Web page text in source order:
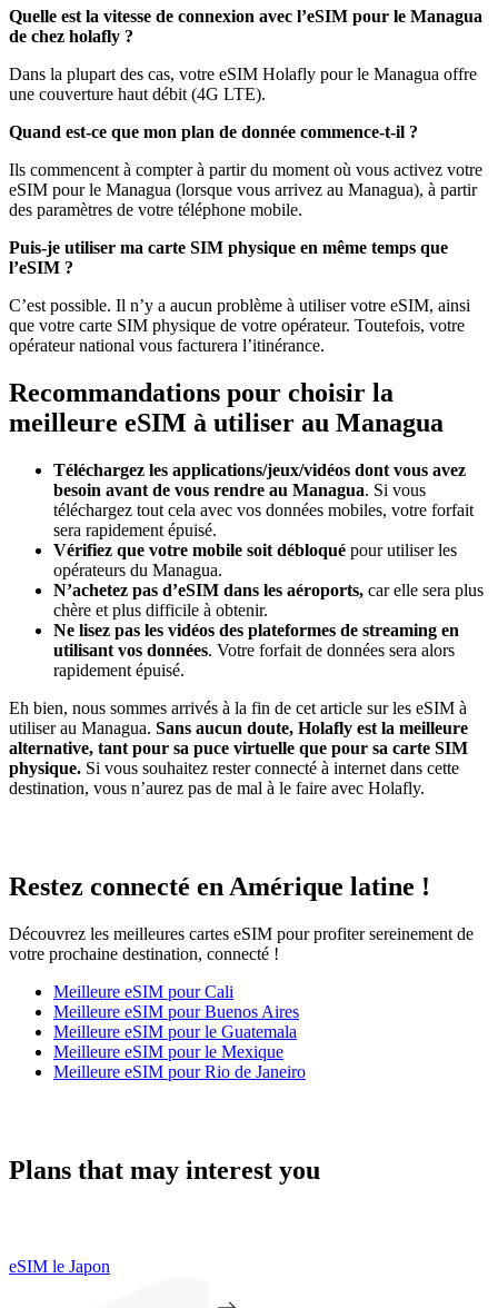
Quelle est la vitesse de connexion avec l’eSIM pour le Managua
de chez holafly ?
Dans la plupart des cas, votre eSIM Holafly pour le Managua offre
une couverture haut débit (4G LTE).
Quand est-ce que mon plan de donnée commence-t-il ?
Ils commencent à compter à partir du moment où vous activez votre
eSIM pour le Managua (lorsque vous arrivez au Managua), à partir
des paramètres de votre téléphone mobile.
Puis-je utiliser ma carte SIM physique en même temps que
l’eSIM ?
C’est possible. Il n’y a aucun problème à utiliser votre eSIM, ainsi
que votre carte SIM physique de votre opérateur. Toutefois, votre
opérateur national vous facturera l’itinérance.
Recommandations pour choisir la
meilleure eSIM à utiliser au Managua
Téléchargez les applications/jeux/vidéos dont vous avez
besoin avant de vous rendre au Managua. Si vous
téléchargez tout cela avec vos données mobiles, votre forfait
sera rapidement épuisé.
Vérifiez que votre mobile soit débloqué pour utiliser les
opérateurs du Managua.
N’achetez pas d’eSIM dans les aéroports, car elle sera plus
chère et plus difficile à obtenir.
Ne lisez pas les vidéos des plateformes de streaming en
utilisant vos données. Votre forfait de données sera alors
rapidement épuisé.
Eh bien, nous sommes arrivés à la fin de cet article sur les eSIM à
utiliser au Managua. Sans aucun doute, Holafly est la meilleure
alternative, tant pour sa puce virtuelle que pour sa carte SIM
physique. Si vous souhaitez rester connecté à internet dans cette
destination, vous n’aurez pas de mal à le faire avec Holafly.
Restez connecté en Amérique latine !
Découvrez les meilleures cartes eSIM pour profiter sereinement de
votre prochaine destination, connecté !
Meilleure eSIM pour Cali
Meilleure eSIM pour Buenos Aires
Meilleure eSIM pour le Guatemala
Meilleure eSIM pour le Mexique
Meilleure eSIM pour Rio de Janeiro
Plans that may interest you
eSIM le Japon